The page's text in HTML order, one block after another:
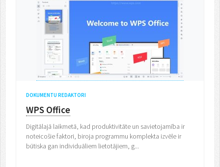
DOKUMENTU REDAKTORI
WPS Office
Digitālajā laikmetā, kad produktivitāte un savietojamība ir
noteicošie faktori, biroja programmu komplekta izvēle ir
būtiska gan individuāliem lietotājiem, g...